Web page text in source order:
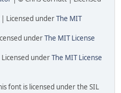
Licensed underThe MIT
underThe MIT License
underThe MIT License
font is licensed under the SIL